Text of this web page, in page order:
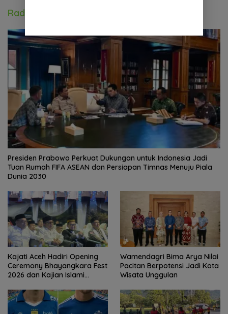
Radar Olahraga
Presiden Prabowo Perkuat Dukungan untuk Indonesia Jadi
Tuan Rumah FIFA ASEAN dan Persiapan Timnas Menuju Piala
Dunia 2030
Kajati Aceh Hadiri Opening
Ceremony Bhayangkara Fest
2026 dan Kajian Islami
Adi Hidayat
Wamendagri Bima Arya Nilai
Pacitan Berpotensi Jadi Kota
Wisata Unggulan